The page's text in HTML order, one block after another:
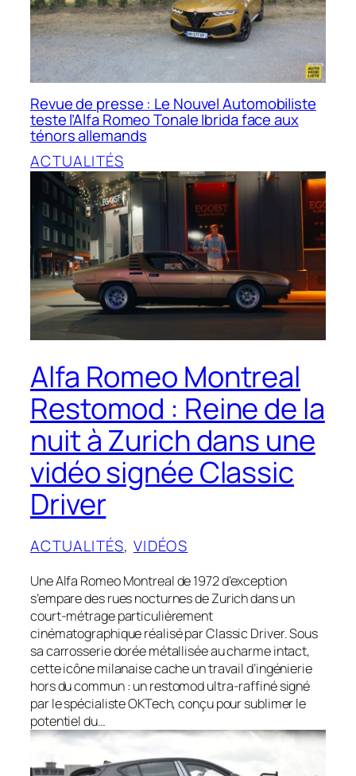
Revue de presse : Le Nouvel Automobiliste
teste l’Alfa Romeo Tonale Ibrida face aux
ténors allemands
ACTUALITÉS
Alfa Romeo Montreal
Restomod : Reine de la
nuit à Zurich dans une
vidéo signée Classic
Driver
ACTUALITÉS, VIDÉOS
Une Alfa Romeo Montreal de 1972 d’exception
s’empare des rues nocturnes de Zurich dans un
court-métrage particulièrement
cinématographique réalisé par Classic Driver. Sous
sa carrosserie dorée métallisée au charme intact,
cette icône milanaise cache un travail d’ingénierie
hors du commun : un restomod ultra-raffiné signé
par le spécialiste OKTech, conçu pour sublimer le
potentiel du…